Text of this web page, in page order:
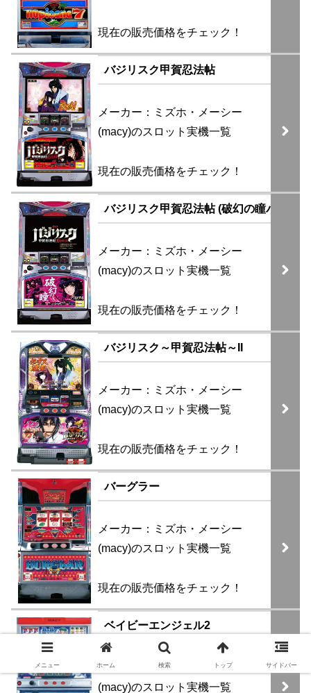
現在の販売価格をチェック！
バジリスク甲賀忍法帖
メーカー：ミズホ・メーシー
(macy)のスロット実機一覧
現在の販売価格をチェック！
バジリスク甲賀忍法帖 (破幻の瞳パネル)
メーカー：ミズホ・メーシー
(macy)のスロット実機一覧
現在の販売価格をチェック！
バジリスク～甲賀忍法帖～II
メーカー：ミズホ・メーシー
(macy)のスロット実機一覧
現在の販売価格をチェック！
バーグラー
メーカー：ミズホ・メーシー
(macy)のスロット実機一覧
現在の販売価格をチェック！
ベイビーエンジェル2
メーカー：ミズホ・メーシー
(macy)のスロット実機一覧
メニュー ホーム 検索 トップ サイドバー